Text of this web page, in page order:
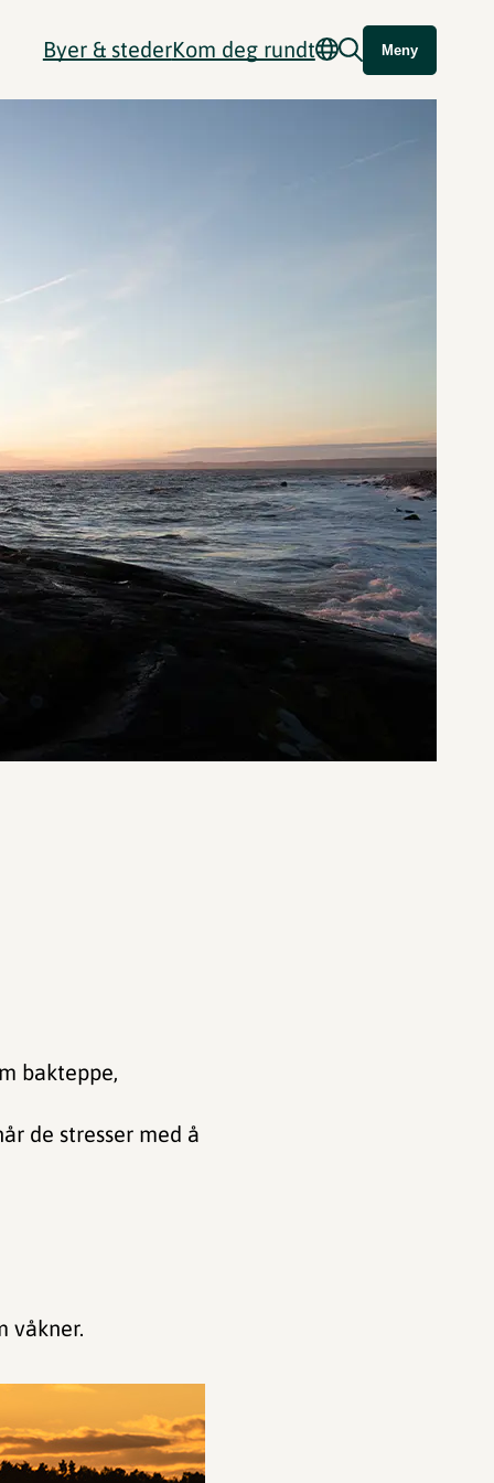
Byer & stederKom deg rundt Meny
bakteppe,
de stresser med å
våkner.